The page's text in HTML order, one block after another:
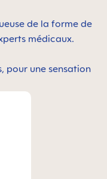
de la forme de
médicaux.
pour une sensation